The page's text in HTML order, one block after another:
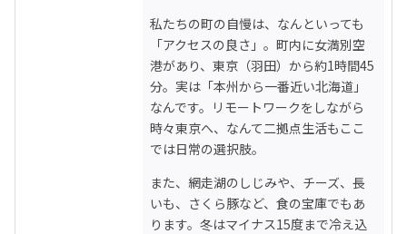
私たちの町の自慢は、なんといっても
「アクセスの良さ」。町内に女満別空
港があり、東京（羽田）から約1時間45
分。実は「本州から一番近い北海道」
なんです。リモートワークをしながら
時々東京へ、なんて二拠点生活もここ
では日常の選択肢。
また、網走湖のしじみや、チーズ、長
いも、さくら豚など、食の宝庫でもあ
ります。冬はマイナス15度まで冷え込